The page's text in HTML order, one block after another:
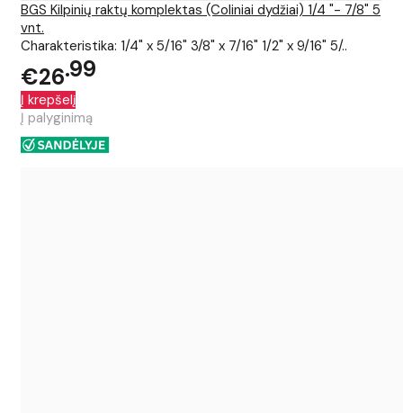
BGS Kilpinių raktų komplektas (Coliniai dydžiai) 1/4 "- 7/8" 5
vnt.
Charakteristika: 1/4" x 5/16" 3/8" x 7/16" 1/2" x 9/16" 5/..
€26 99
Į krepšelį
Į palyginimą